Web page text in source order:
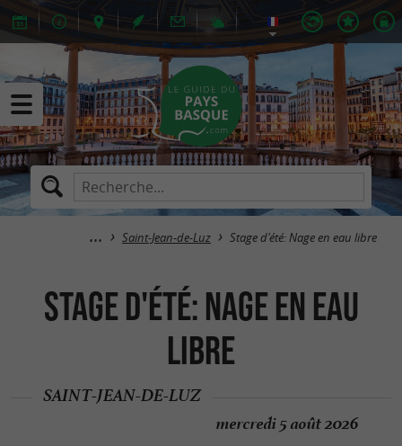
Saint-Jean-de-Luz Stage d'été: Nage en eau libre
Stage d'été: Nage en eau
libre
SAINT-JEAN-DE-LUZ
mercredi 5 août 2026